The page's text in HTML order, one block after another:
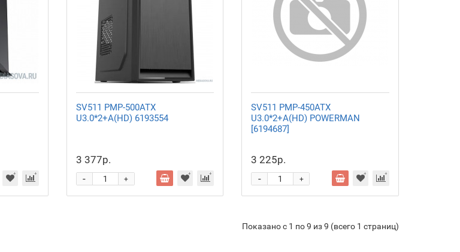
SV511 PMP-500ATX
U3.0*2+A(HD) 6193554
3 377р.
+
-
SV511 PMP-450ATX
U3.0*2+A(HD) POWERMAN
[6194687]
3 225р.
+
-
Показано с 1 по 9 из 9 (всего 1 страниц)